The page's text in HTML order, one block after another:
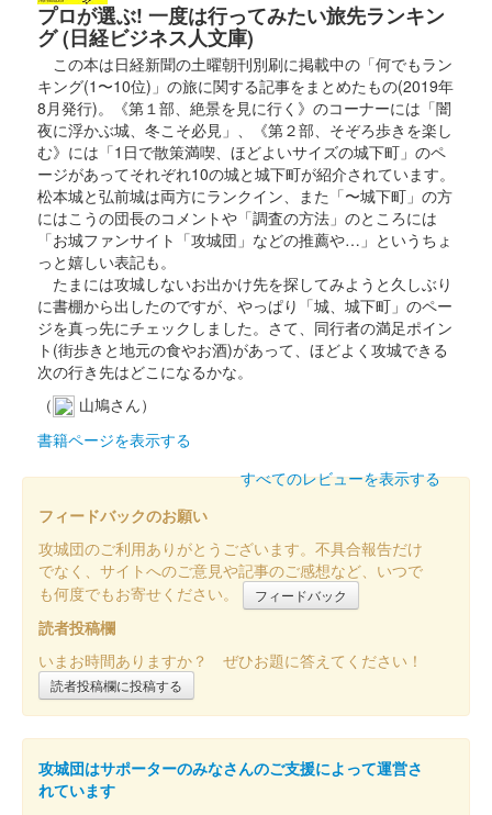
和歌山城 記念符 大阪城・和歌山城 姉妹城提携40周
年記念符
販売終了
豊臣秀吉が最初に築城した大阪城と豊臣秀長が築城した和歌山城
が、昭和60年（1985年） 11月2日に姉妹城提携し、2025年で40
周年を迎える事を記念して、大阪城と和歌山城の手書きの記念符
セットが大阪……
和歌山城 御城印 築城440年記念版
販売終了
「第四回大阪お城フェス2025」の和歌山城ブースで先行販売。
その後、8月11日から現地で販売。
和歌山城 御城印 令和七年夏限定
和歌山城 切り絵御城印 令和七年版
販売終了
切り絵師・尾之善(おのぜん)氏が作成した、和歌山城の令和七年
度の切り絵御城印。「令和七乙巳歳」の文言入り。
和歌山城 御城印
プロが選ぶ! 一度は行ってみたい旅先ランキン
グ (日経ビジネス人文庫)
この本は日経新聞の土曜朝刊別刷に掲載中の「何でもラン
キング(1〜10位)」の旅に関する記事をまとめたもの(2019年
8月発行)。《第１部、絶景を見に行く》のコーナーには「闇
夜に浮かぶ城、冬こそ必見」、《第２部、そぞろ歩きを楽し
む》には「1日で散策満喫、ほどよいサイズの城下町」のペ
ージがあってそれぞれ10の城と城下町が紹介されています。
松本城と弘前城は両方にランクイン、また「〜城下町」の方
にはこうの団長のコメントや「調査の方法」のところには
「お城ファンサイト「攻城団」などの推薦や…」というちょ
っと嬉しい表記も。
たまには攻城しないお出かけ先を探してみようと久しぶり
に書棚から出したのですが、やっぱり「城、城下町」のペー
ジを真っ先にチェックしました。さて、同行者の満足ポイン
ト(街歩きと地元の食やお酒)があって、ほどよく攻城できる
次の行き先はどこになるかな。
（
山鳩さん）
書籍ページを表示する
すべてのレビューを表示する
フィードバックのお願い
攻城団のご利用ありがとうございます。不具合報告だけ
でなく、サイトへのご意見や記事のご感想など、いつで
も何度でもお寄せください。
フィードバック
読者投稿欄
いまお時間ありますか？ ぜひお題に答えてください！
読者投稿欄に投稿する
攻城団はサポーターのみなさんのご支援によって運営さ
れています